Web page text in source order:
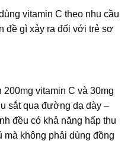
vitamin C theo nhu cầu
đề gì xảy ra đối với trẻ sơ
200mg vitamin C và 30mg
sắt qua đường dạ dày –
đều có khả năng hấp thu
mà không phải dùng đồng